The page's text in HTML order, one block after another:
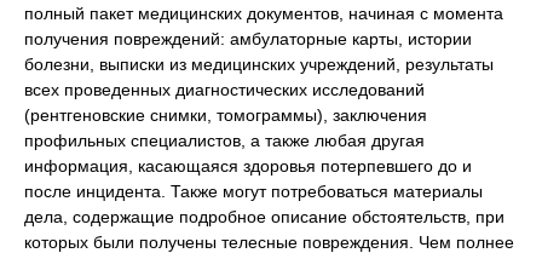
полный пакет медицинских документов, начиная с момента
получения повреждений: амбулаторные карты, истории
болезни, выписки из медицинских учреждений, результаты
всех проведенных диагностических исследований
(рентгеновские снимки, томограммы), заключения
профильных специалистов, а также любая другая
информация, касающаяся здоровья потерпевшего до и
после инцидента. Также могут потребоваться материалы
дела, содержащие подробное описание обстоятельств, при
которых были получены телесные повреждения. Чем полнее